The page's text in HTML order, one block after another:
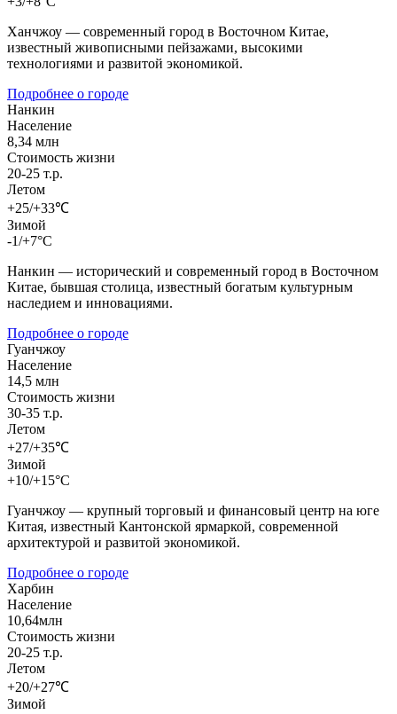
Ханчжоу — современный город в Восточном Китае,
известный живописными пейзажами, высокими
технологиями и развитой экономикой.
Подробнее о городе
Нанкин
Население
8,34 млн
Стоимость жизни
20-25 т.р.
Летом
+25/+33℃
Зимой
-1/+7°C
Нанкин — исторический и современный город в Восточном
Китае, бывшая столица, известный богатым культурным
наследием и инновациями.
Подробнее о городе
Гуанчжоу
Население
14,5 млн
Стоимость жизни
30-35 т.р.
Летом
+27/+35℃
Зимой
+10/+15°C
Гуанчжоу — крупный торговый и финансовый центр на юге
Китая, известный Кантонской ярмаркой, современной
архитектурой и развитой экономикой.
Подробнее о городе
Харбин
Население
10,64млн
Стоимость жизни
20-25 т.р.
Летом
+20/+27℃
Зимой